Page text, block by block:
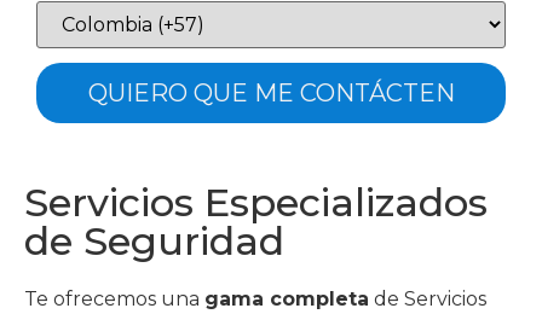
Servicios Especializados
de Seguridad
Te ofrecemos una gama completa de Servicios